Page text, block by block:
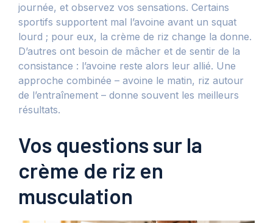
journée, et observez vos sensations. Certains
sportifs supportent mal l’avoine avant un squat
lourd ; pour eux, la crème de riz change la donne.
D’autres ont besoin de mâcher et de sentir de la
consistance : l’avoine reste alors leur allié. Une
approche combinée – avoine le matin, riz autour
de l’entraînement – donne souvent les meilleurs
résultats.
Vos questions sur la
crème de riz en
musculation